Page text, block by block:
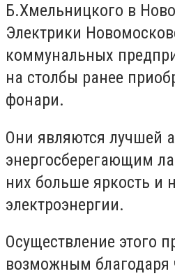
Б.Хмельницкого в
Электрики
коммунальных
на столбы ранее
фонари.
Они являются лучшей
энергосберегающим
них больше яркость и
электроэнергии.
Осуществление этого
возможным благодаря